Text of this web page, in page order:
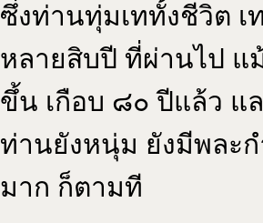
ซึ่งท่านทุ่มเททั้งชีวิต
หลายสิบปี ที่ผ่านไป แ
ขึ้น เกือบ ๘๐ ปีแล้ว แ
ท่านยังหนุ่ม ยังมีพละก
มาก ก็ตามที